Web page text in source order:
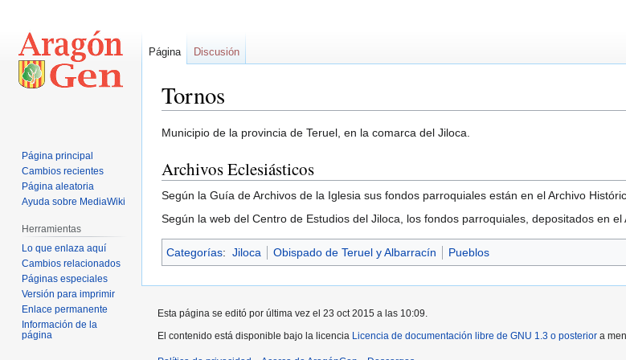
Tornos
Ir
la
navegación
Ir
la
búsqueda
Municipio de la provincia de Teruel, en la comarca del Jiloca.
Archivos Eclesiásticos
Según la Guía de Archivos de la Iglesia sus fondos parroquiales están en el Archivo
Según la web del Centro de Estudios del Jiloca, los fondos parroquiales, depositados en
Categorías: Jiloca Obispado de Teruel y Albarracín Pueblos
Página Discusión
Página principal
Cambios recientes
Página aleatoria
Ayuda sobre MediaWiki
Herramientas
Lo que enlaza aquí
Cambios relacionados
Páginas especiales
Versión para imprimir
Enlace permanente
Información de la
página
Esta página se editó por última vez el 23 oct 2015 a las 10:09.
El contenido está disponible bajo la licencia Licencia de documentación libre de GNU 1.3 o posterior a